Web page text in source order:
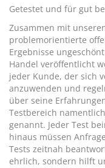
Getestet und für gut
Zusammen mit
problemorientierte
Ergebnisse
Handel veröffentlicht
jeder Kunde, der sich
anzuwenden und
über seine
Testbereich
genannt. Jeder Test
hinaus müssen
Tests zeitnah
ehrlich, sondern hilft